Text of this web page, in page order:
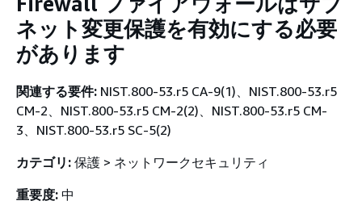
ネット変更保護を有効にする必要
があります
関連する要件: NIST.800-53.r5 CA-9(1)、NIST.800-53.r5
CM-2、NIST.800-53.r5 CM-2(2)、NIST.800-53.r5 CM-
3、NIST.800-53.r5 SC-5(2)
カテゴリ: 保護 > ネットワークセキュリティ
重要度: 中